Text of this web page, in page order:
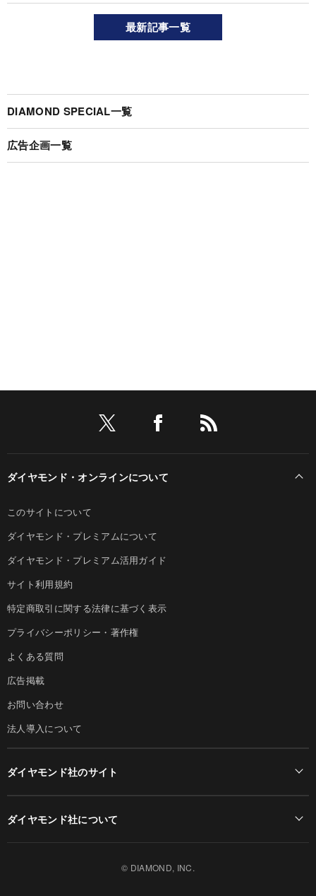
最新記事一覧
DIAMOND SPECIAL一覧
広告企画一覧
ダイヤモンド・オンラインについて
このサイトについて
ダイヤモンド・プレミアムについて
ダイヤモンド・プレミアム活用ガイド
サイト利用規約
特定商取引に関する法律に基づく表示
プライバシーポリシー・著作権
よくある質問
広告掲載
お問い合わせ
法人導入について
ダイヤモンド社のサイト
ダイヤモンド社について
© DIAMOND, INC.